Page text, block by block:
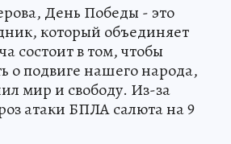
День Победы - это
который объединяет
состоит в том, чтобы
о подвиге нашего народа,
мир и свободу. Из-за
атаки БПЛА салюта на 9